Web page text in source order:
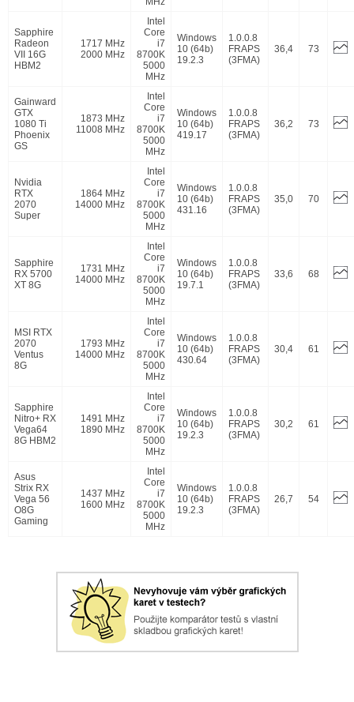
Sapphire
Radeon
VII 16G
HBM2
1717 MHz
2000 MHz
Intel
Core
i7
8700K
5000
MHz
Windows
10 (64b)
19.2.3
1.0.0.8
FRAPS
(3FMA)
36,4 73
Gainward
GTX
1080 Ti
Phoenix
GS
1873 MHz
11008 MHz
Intel
Core
i7
8700K
5000
MHz
Windows
10 (64b)
419.17
1.0.0.8
FRAPS
(3FMA)
36,2 73
Nvidia
RTX
2070
Super
1864 MHz
14000 MHz
Intel
Core
i7
8700K
5000
MHz
Windows
10 (64b)
431.16
1.0.0.8
FRAPS
(3FMA)
35,0 70
Sapphire
RX 5700
XT 8G
1731 MHz
14000 MHz
Intel
Core
i7
8700K
5000
MHz
Windows
10 (64b)
19.7.1
1.0.0.8
FRAPS
(3FMA)
33,6 68
MSI RTX
2070
Ventus
8G
1793 MHz
14000 MHz
Intel
Core
i7
8700K
5000
MHz
Windows
10 (64b)
430.64
1.0.0.8
FRAPS
(3FMA)
30,4 61
Sapphire
Nitro+ RX
Vega64
8G HBM2
1491 MHz
1890 MHz
Intel
Core
i7
8700K
5000
MHz
Windows
10 (64b)
19.2.3
1.0.0.8
FRAPS
(3FMA)
30,2 61
Asus
Strix RX
Vega 56
O8G
Gaming
1437 MHz
1600 MHz
Intel
Core
i7
8700K
5000
MHz
Windows
10 (64b)
19.2.3
1.0.0.8
FRAPS
(3FMA)
26,7 54